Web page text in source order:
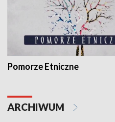
Pomorze Etniczne
ARCHIWUM